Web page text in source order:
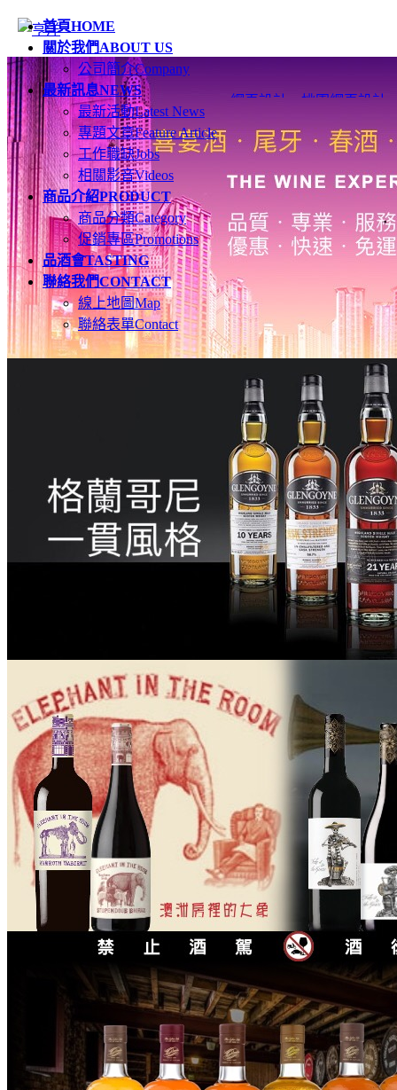
首頁HOME
關於我們ABOUT US
公司簡介Company
最新訊息NEWS
最新活動Latest News
專題文章Feature Article
工作職缺Jobs
相關影音Videos
商品介紹PRODUCT
商品分類Category
促銷專區Promotions
品酒會TASTING
聯絡我們CONTACT
線上地圖Map
聯絡表單Contact
網頁設計 桃園網頁設計